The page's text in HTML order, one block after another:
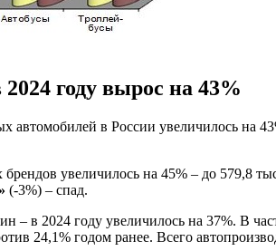
году вырос на 43%
автомобилей в России увеличилось на
увеличилось на 45% – до 579,8
(-3%) – спад.
– в 2024 году увеличилось на 37%. В
24,1% годом ранее. Всего